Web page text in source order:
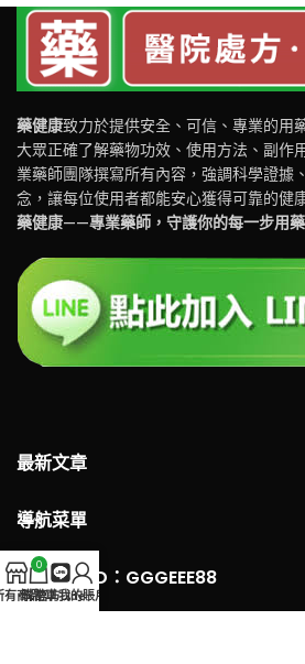
藥健康致力於提供安全、可信、專業的用
大眾正確了解藥物功效、使用方法、副作
業藥師團隊撰寫所有內容，強調科學證據
念，讓每位使用者都能安心獲得可靠的健
藥健康——專業藥師，守護你的每一步用藥
最新文章
導航菜單
LINE 客服ID：GGGEEE88
有商品
0
購物車官方Line
我的賬戶